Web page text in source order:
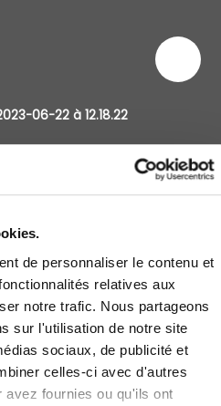
de personnaliser le contenu et
relatives aux
notre trafic. Nous partageons
sur l'utilisation de notre site
sociaux, de publicité et
celles-ci avec d'autres
avez fournies ou qu'ils ont
06-22 à 12.18.22